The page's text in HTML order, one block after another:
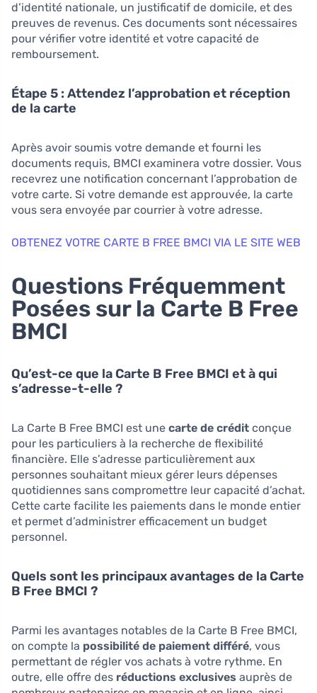
d’identité nationale, un justificatif de domicile, et des
preuves de revenus. Ces documents sont nécessaires
pour vérifier votre identité et votre capacité de
remboursement.
Étape 5 : Attendez l’approbation et réception
de la carte
Après avoir soumis votre demande et fourni les
documents requis, BMCI examinera votre dossier. Vous
recevrez une notification concernant l’approbation de
votre carte. Si votre demande est approuvée, la carte
vous sera envoyée par courrier à votre adresse.
OBTENEZ VOTRE CARTE B FREE BMCI VIA LE SITE WEB
Questions Fréquemment
Posées sur la Carte B Free
BMCI
Qu’est-ce que la Carte B Free BMCI et à qui
s’adresse-t-elle ?
La Carte B Free BMCI est une carte de crédit conçue
pour les particuliers à la recherche de flexibilité
financière. Elle s’adresse particulièrement aux
personnes souhaitant mieux gérer leurs dépenses
quotidiennes sans compromettre leur capacité d’achat.
Cette carte facilite les paiements dans le monde entier
et permet d’administrer efficacement un budget
personnel.
Quels sont les principaux avantages de la Carte
B Free BMCI ?
Parmi les avantages notables de la Carte B Free BMCI,
on compte la possibilité de paiement différé, vous
permettant de régler vos achats à votre rythme. En
outre, elle offre des réductions exclusives auprès de